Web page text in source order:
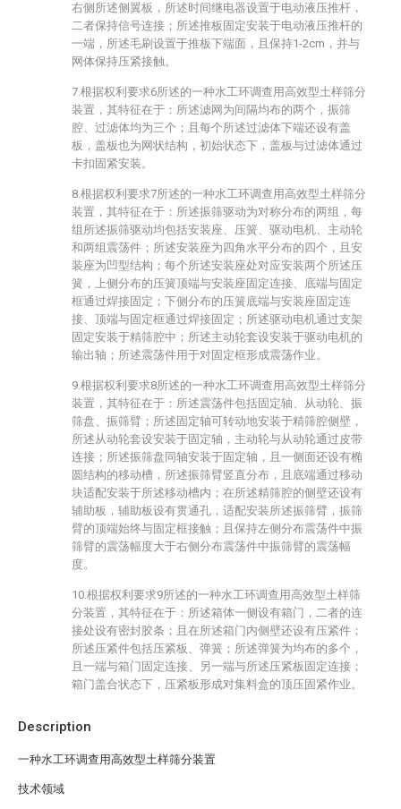
Description
一种水工环调查用高效型土样筛分装置
技术领域
右侧所述侧翼板，所述时间继电器设置于电动液压推杆，
二者保持信号连接；所述推板固定安装于电动液压推杆的
一端，所述毛刷设置于推板下端面，且保持1-2cm，并与
网体保持压紧接触。
7.根据权利要求6所述的一种水工环调查用高效型土样筛分
装置，其特征在于：所述滤网为间隔均布的两个，振筛
腔、过滤体均为三个；且每个所述过滤体下端还设有盖
板，盖板也为网状结构，初始状态下，盖板与过滤体通过
卡扣固紧安装。
8.根据权利要求7所述的一种水工环调查用高效型土样筛分
装置，其特征在于：所述振筛驱动为对称分布的两组，每
组所述振筛驱动均包括安装座、压簧、驱动电机、主动轮
和两组震荡件；所述安装座为四角水平分布的四个，且安
装座为凹型结构；每个所述安装座处对应安装两个所述压
簧，上侧分布的压簧顶端与安装座固定连接、底端与固定
框通过焊接固定；下侧分布的压簧底端与安装座固定连
接、顶端与固定框通过焊接固定；所述驱动电机通过支架
固定安装于精筛腔中；所述主动轮套设安装于驱动电机的
输出轴；所述震荡件用于对固定框形成震荡作业。
9.根据权利要求8所述的一种水工环调查用高效型土样筛分
装置，其特征在于：所述震荡件包括固定轴、从动轮、振
筛盘、振筛臂；所述固定轴可转动地安装于精筛腔侧壁，
所述从动轮套设安装于固定轴，主动轮与从动轮通过皮带
连接；所述振筛盘同轴安装于固定轴，且一侧面还设有椭
圆结构的移动槽，所述振筛臂竖直分布，且底端通过移动
块适配安装于所述移动槽内；在所述精筛腔的侧壁还设有
辅助板，辅助板设有贯通孔，适配安装所述振筛臂，振筛
臂的顶端始终与固定框接触；且保持左侧分布震荡件中振
筛臂的震荡幅度大于右侧分布震荡件中振筛臂的震荡幅
度。
10.根据权利要求9所述的一种水工环调查用高效型土样筛
分装置，其特征在于：所述箱体一侧设有箱门，二者的连
接处设有密封胶条；且在所述箱门内侧壁还设有压紧件；
所述压紧件包括压紧板、弹簧；所述弹簧为均布的多个，
且一端与箱门固定连接、另一端与所述压紧板固定连接；
箱门盖合状态下，压紧板形成对集料盒的顶压固紧作业。